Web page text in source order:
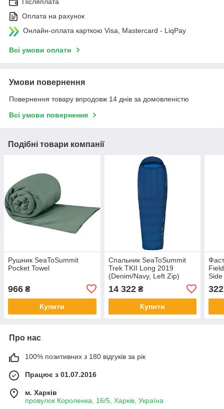
Післяплата
Оплата на рахунок
Онлайн-оплата карткою Visa, Mastercard - LiqPay
Всі умови оплати
Умови повернення
Повернення товару впродовж 14 днів за домовленістю
Всі умови повернення
Подібні товари компанії
Рушник SeaToSummit
Pocket Towel
966 ₴
Купити
Спальник SeaToSummit
Trek TKII Long 2019
(Denim/Navy, Left Zip)
14 322₴
Купити
322
Про нас
100% позитивних з 180 відгуків за рік
Працює з 01.07.2016
м. Харків
провулок Короленка, 16/5, Харків, Україна